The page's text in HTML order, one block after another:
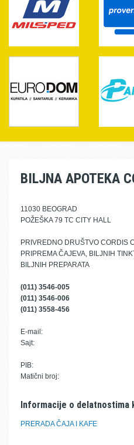
BILJNA APOTEKA
11030 BEOGRAD
POŽEŠKA 79 TC CITY HALL
PRIVREDNO DRUŠTVO CORDIS
PRIPREMA ČAJEVA, BILJNIH
BILJNIH PREPARATA
(011) 3546-005
(011) 3546-006
(011) 3558-456
E-mail:
Sajt:
PIB:
Matični broj:
Informacije o delatnostima
PRERADA ČAJA I KAFE